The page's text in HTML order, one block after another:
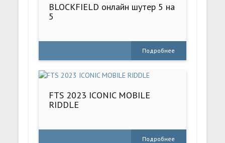
BLOCKFIELD онлайн шутер 5 на
5
Подробнее
FTS 2023 ICONIC MOBILE
RIDDLE
Подробнее